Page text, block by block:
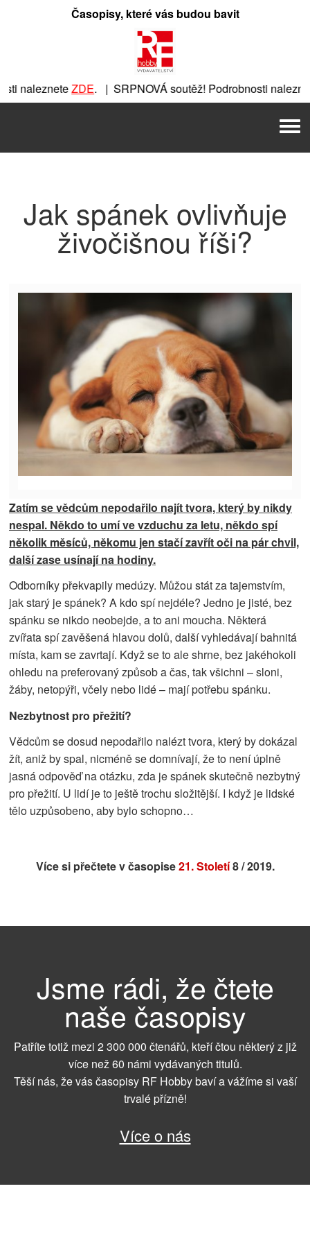
Časopisy, které vás budou bavit
nalezneteZDE. | SRPNOVÁ soutěž! Podrobnosti
. |
Jak spánek ovlivňuje
živočišnou říši?
Zatím se vědcům nepodařilo najít tvora, který by nikdy
nespal. Někdo to umí ve vzduchu za letu, někdo spí
několik měsíců, někomu jen stačí zavřít oči na pár chvil,
další zase usínají na hodiny.
Odborníky překvapily medúzy. Můžou stát za tajemstvím,
jak starý je spánek? A kdo spí nejdéle? Jedno je jisté, bez
spánku se nikdo neobejde, a to ani moucha. Některá
zvířata spí zavěšená hlavou dolů, další vyhledávají bahnitá
místa, kam se zavrtají. Když se to ale shrne, bez jakéhokoli
ohledu na preferovaný způsob a čas, tak všichni – sloni,
žáby, netopýři, včely nebo lidé – mají potřebu spánku.
Nezbytnost pro přežití?
Vědcům se dosud nepodařilo nalézt tvora, který by dokázal
žít, aniž by spal, nicméně se domnívají, že to není úplně
jasná odpověď na otázku, zda je spánek skutečně nezbytný
pro přežití. U lidí je to ještě trochu složitější. I když je lidské
tělo uzpůsobeno, aby bylo schopno…
Více si přečtete v časopise21. Století8 / 2019.
Jsme rádi, že čtete
naše časopisy
Patříte totiž mezi 2 300 000 čtenářů, kteří čtou některý z již
více než 60 námi vydávaných titulů.
Těší nás, že vás časopisy RF Hobby baví a vážíme si vaší
trvalé přízně!
Více o nás